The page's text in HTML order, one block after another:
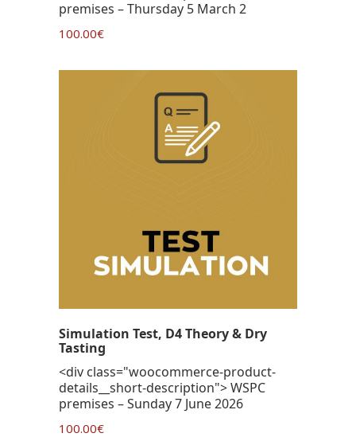
premises – Thursday 5 March 2
100.00€
Simulation Test, D4 Theory & Dry
Tasting
<div class="woocommerce-product-
details__short-description"> WSPC
premises – Sunday 7 June 2026
100.00€